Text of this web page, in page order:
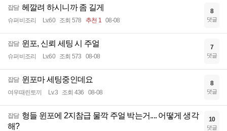
잡담 헤깔려 하시니까 좀 길게
슈퍼비조리 Lv.60 조회 578 추천 1 08-08
8
댓글
잡담 윈포, 신뢰 세팅 시 주얼
슈퍼비조리 Lv.60 조회 573 08-08
7
댓글
잡담 윈포마 세팅중인데요
여우때린토끼 Lv.3 조회 436 08-08
8
댓글
잡담 형들 윈포에 2지참급 물깍 주얼 박는거.... 어떻게 생각
해?
10
댓글